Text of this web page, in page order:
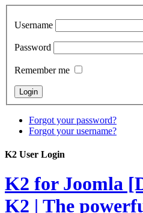
Username
Password
Remember me
Forgot your password?
Forgot your username?
K2 User Login
K2 for Joomla
K2 | The